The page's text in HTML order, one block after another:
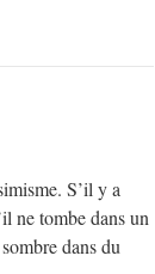
S’il y a
ne tombe dans un
dans du